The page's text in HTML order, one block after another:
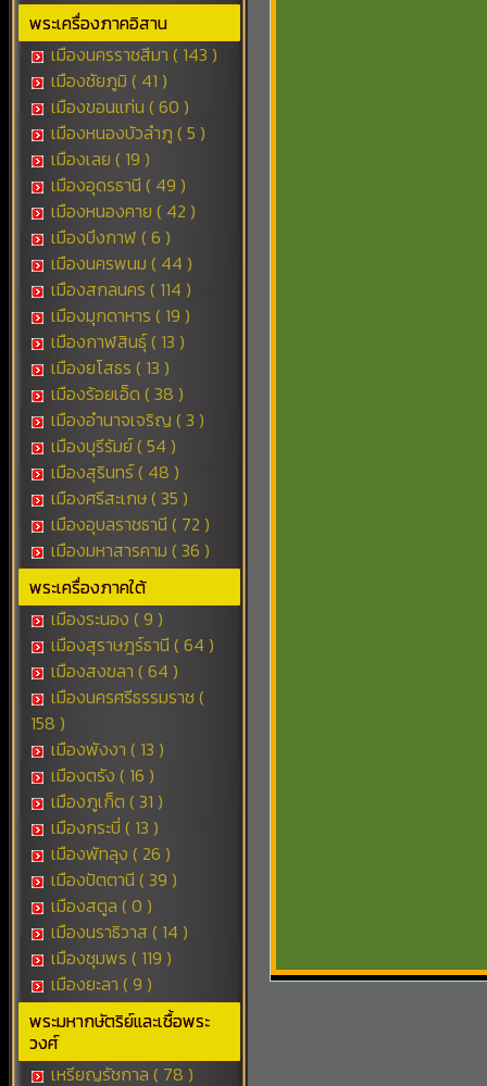
พระเครื่องภาคอิสาน
เมืองนครราชสีมา ( 143 )
เมืองชัยภูมิ ( 41 )
เมืองขอนแก่น ( 60 )
เมืองหนองบัวลำภู ( 5 )
เมืองเลย ( 19 )
เมืองอุดรธานี ( 49 )
เมืองหนองคาย ( 42 )
เมืองบึงกาฬ ( 6 )
เมืองนครพนม ( 44 )
เมืองสกลนคร ( 114 )
เมืองมุกดาหาร ( 19 )
เมืองกาฬสินธุ์ ( 13 )
เมืองยโสธร ( 13 )
เมืองร้อยเอ็ด ( 38 )
เมืองอำนาจเจริญ ( 3 )
เมืองบุรีรัมย์ ( 54 )
เมืองสุรินทร์ ( 48 )
เมืองศรีสะเกษ ( 35 )
เมืองอุบลราชธานี ( 72 )
เมืองมหาสารคาม ( 36 )
พระเครื่องภาคใต้
เมืองระนอง ( 9 )
เมืองสุราษฎร์ธานี ( 64 )
เมืองสงขลา ( 64 )
เมืองนครศรีธรรมราช (
158 )
เมืองพังงา ( 13 )
เมืองตรัง ( 16 )
เมืองภูเก็ต ( 31 )
เมืองกระบี่ ( 13 )
เมืองพัทลุง ( 26 )
เมืองปัตตานี ( 39 )
เมืองสตูล ( 0 )
เมืองนราธิวาส ( 14 )
เมืองชุมพร ( 119 )
เมืองยะลา ( 9 )
พระมหากษัตริย์และเชื้อพระ
วงศ์
เหรียญรัชกาล ( 78 )